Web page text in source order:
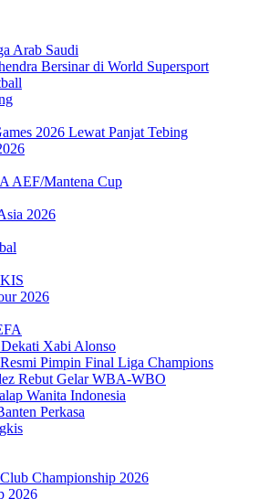
Arab Saudi
Bersinar di World Supersport
2026 Lewat Panjat Tebing
AEF/Mantena Cup
2026
2026
Xabi Alonso
Pimpin Final Liga Champions
Rebut Gelar WBA-WBO
Wanita Indonesia
Perkasa
Championship 2026
2026